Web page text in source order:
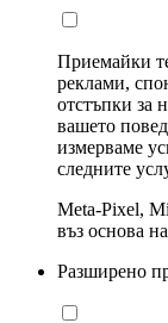
Приемайки
реклами,
отстъпки за
вашето
измерваме
следните
Meta-Pixel,
въз основа
Разширено